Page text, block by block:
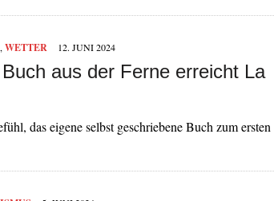
, WETTER 12. JUNI 2024
aus der Ferne erreicht La
das eigene selbst geschriebene Buch zum ersten